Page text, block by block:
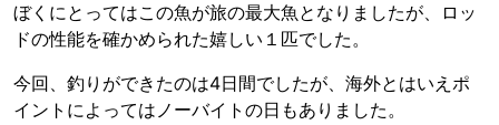
ぼくにとってはこの魚が旅の最大魚となりましたが、ロッ
ドの性能を確かめられた嬉しい１匹でした。
今回、釣りができたのは4日間でしたが、海外とはいえポ
イントによってはノーバイトの日もありました。